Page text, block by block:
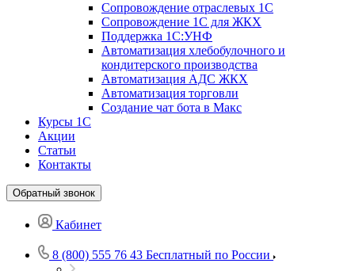
Сопровождение отраслевых 1С
Сопровождение 1С для ЖКХ
Поддержка 1С:УНФ
Автоматизация хлебобулочного и
кондитерского производства
Автоматизация АДС ЖКХ
Автоматизация торговли
Создание чат бота в Макс
Курсы 1С
Акции
Статьи
Контакты
Обратный звонок
Кабинет
8 (800) 555 76 43 Бесплатный по России